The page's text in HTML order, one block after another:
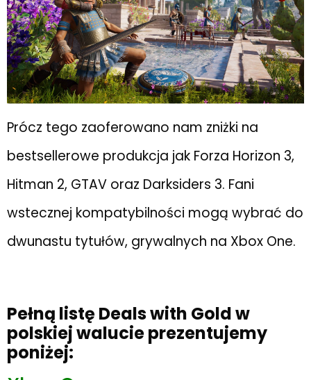
Prócz tego zaoferowano nam zniżki na
bestsellerowe produkcja jak Forza Horizon 3,
Hitman 2, GTAV oraz Darksiders 3. Fani
wstecznej kompatybilności mogą wybrać do
dwunastu tytułów, grywalnych na Xbox One.
Pełną listę Deals with Gold w
polskiej walucie prezentujemy
poniżej: